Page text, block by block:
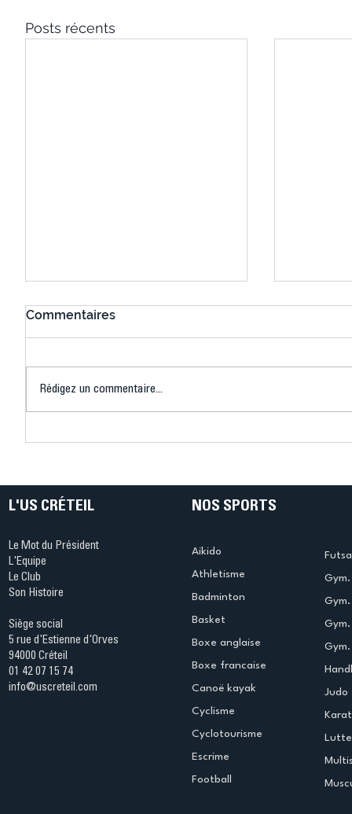
Posts récents
(Denise Huet)
(Didier
Commentaires
Rédigez un commentaire...
L'US CRÉTEIL
Le Mot du Président
L'Equipe
Le Club
Son Histoire
Siège social
5 rue d'Estienne d'Orves
94000 Créteil
01 42 07 15 74
info@uscreteil.com
NOS SPORTS
Aikido
Athletisme
Badminton
Basket
Boxe anglaise
Boxe francaise
Canoë kayak
Cyclisme
Cyclotourisme
Escrime
Football
Judo
Lutte